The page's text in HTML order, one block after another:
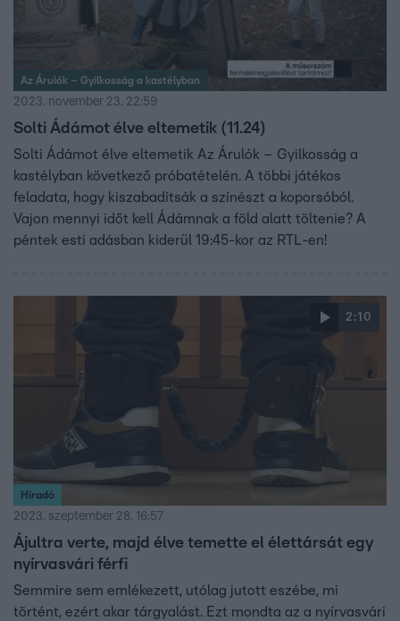
Az Árulók – Gyilkosság a kastélyban
2023. november 23. 22:59
Solti Ádámot élve eltemetik (11.24)
Solti Ádámot élve eltemetik Az Árulók – Gyilkosság a
kastélyban következő próbatételén. A többi játékos
feladata, hogy kiszabadítsák a színészt a koporsóból.
Vajon mennyi időt kell Ádámnak a föld alatt töltenie? A
péntek esti adásban kiderül 19:45-kor az RTL-en!
2:10
Híradó
2023. szeptember 28. 16:57
Ájultra verte, majd élve temette el élettársát egy
nyírvasvári férfi
Semmire sem emlékezett, utólag jutott eszébe, mi
történt, ezért akar tárgyalást. Ezt mondta az a nyírvasvári